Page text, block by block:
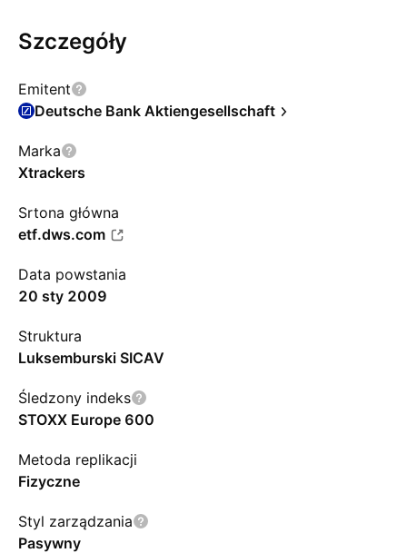
Szczegóły
Emitent
Deutsche Bank Aktiengesellschaft
Marka
Xtrackers
Srtona główna
etf.dws.com
Data powstania
20 sty 2009
Struktura
Luksemburski SICAV
Śledzony indeks
STOXX Europe 600
Metoda replikacji
Fizyczne
Styl zarządzania
Pasywny